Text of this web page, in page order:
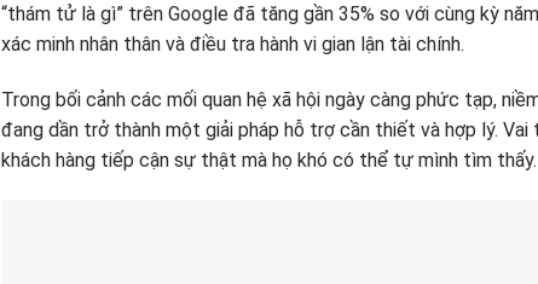
“thám tử là gì” trên Google đã tăng gần 35% so với cùng kỳ
xác minh nhân thân và điều tra hành vi gian lận tài chính.
Trong bối cảnh các mối quan hệ xã hội ngày càng phức tạp,
đang dần trở thành một giải pháp hỗ trợ cần thiết và hợp lý.
khách hàng tiếp cận sự thật mà họ khó có thể tự mình tìm thấy.